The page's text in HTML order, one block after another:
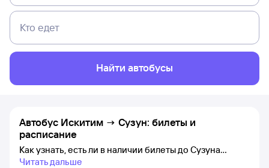
Кто едет
Найти автобусы
Автобус Искитим → Сузун: билеты и
расписание
Как узнать, есть ли в наличии билеты до Сузуна
Читать дальше